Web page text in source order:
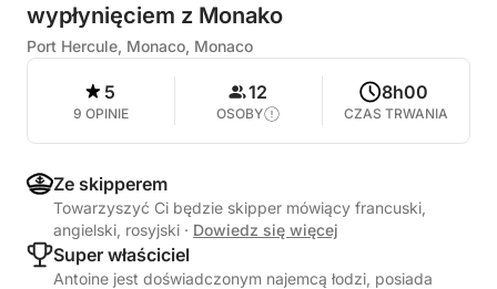
wypłynięciem z Monako
Port Hercule, Monaco, Monaco
5
9 OPINIE
12
OSOBY
8h00
CZAS TRWANIA
Ze skipperem
Towarzyszyć Ci będzie skipper mówiący francuski,
angielski, rosyjski · Dowiedz się więcej
Super właściciel
Antoine jest doświadczonym najemcą łodzi, posiada